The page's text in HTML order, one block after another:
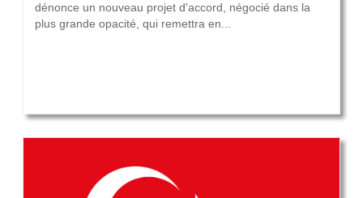
dénonce un nouveau projet d'accord, négocié dans la
plus grande opacité, qui remettra en...